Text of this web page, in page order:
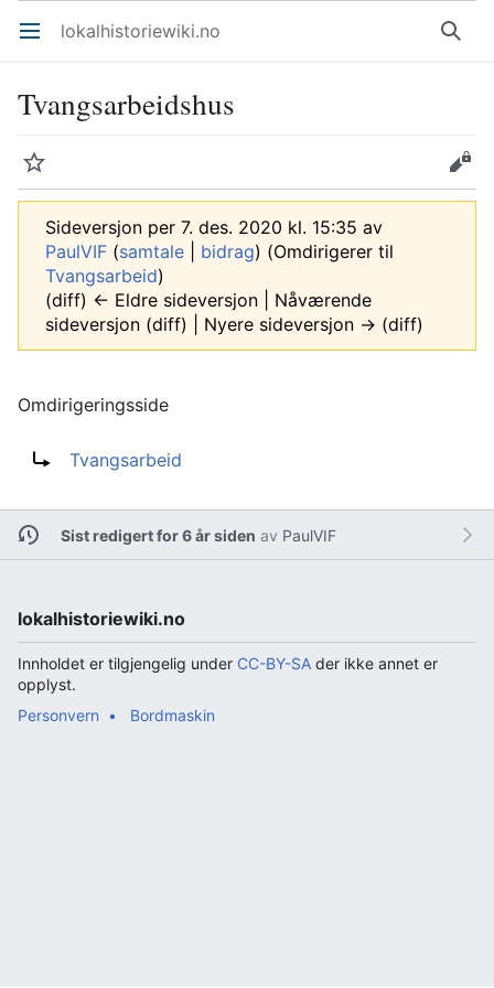
Åpne hovedmenyen lokalhistoriewiki.no Søk
Tvangsarbeidshus
Overvåk Rediger
Sideversjon per 7. des. 2020 kl. 15:35 av
PaulVIF (samtale bidrag) (Omdirigerer til
Tvangsarbeid)
(diff) ← Eldre sideversjon | Nåværende
sideversjon (diff) | Nyere sideversjon → (diff)
Omdirigeringsside
Tvangsarbeid
Sist redigert for 6 år siden av PaulVIF
lokalhistoriewiki.no
Innholdet er tilgjengelig under CC-BY-SA der ikke annet er
opplyst.
Personvern
Bordmaskin